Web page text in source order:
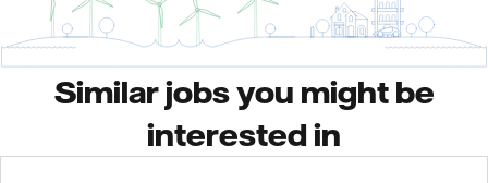
Similar jobs you might be
interested in